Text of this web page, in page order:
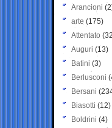
Arancioni
arte (175)
Attentato
Auguri (13)
Batini (3)
Berlusconi
Bersani
Biasotti (12)
Boldrini (4)